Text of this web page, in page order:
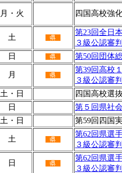
月・火 四国高校強
土
第23回全日
３級公認審
日 第50回団体
月
第39回高校
３級公認審
土・日
四国高校選
日
第５回県社
土・日 第59回四国
土
第62回県選
３級公認審
日
第62回県選
３級公認審